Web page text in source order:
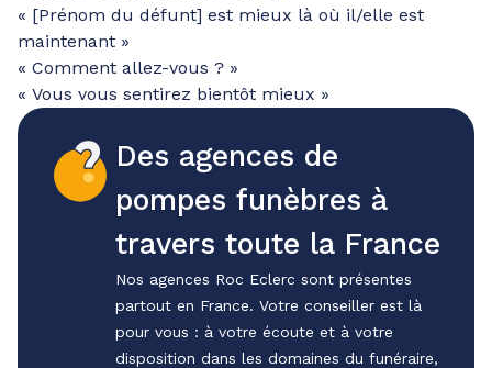
« [Prénom du défunt] est mieux là où il/elle est
maintenant »
« Comment allez-vous ? »
« Vous vous sentirez bientôt mieux »
Des agences de
pompes funèbres à
travers toute la France
Nos agences Roc Eclerc sont présentes
partout en France. Votre conseiller est là
pour vous : à votre écoute et à votre
disposition dans les domaines du funéraire,